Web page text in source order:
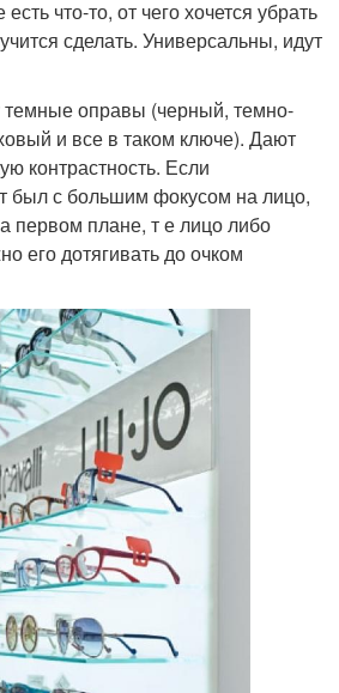
что-то, от чего хочется убрать
сделать. Универсальны, идут
оправы (черный, темно-
и все в таком ключе). Дают
контрастность. Если
был с большим фокусом на лицо,
первом плане, т е лицо либо
его дотягивать до очком